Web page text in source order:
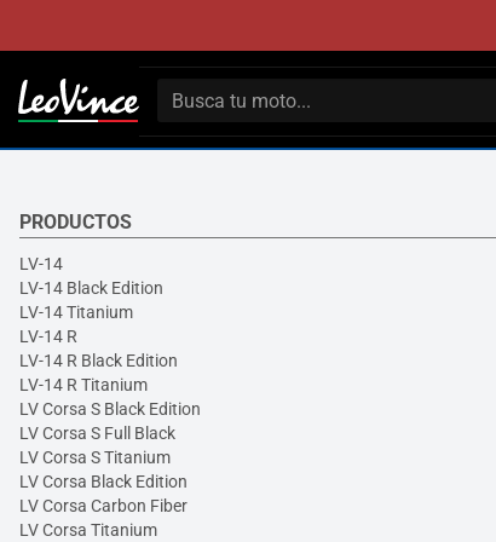
PRODUCTOS
LV-14
LV-14 Black Edition
LV-14 Titanium
LV-14 R
LV-14 R Black Edition
LV-14 R Titanium
LV Corsa S Black Edition
LV Corsa S Full Black
LV Corsa S Titanium
LV Corsa Black Edition
LV Corsa Carbon Fiber
LV Corsa Titanium